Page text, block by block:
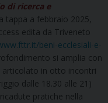
di ricerca e
tappa a febbraio 2025,
edita da Triveneto
beni-ecclesiali-e-
si amplia con
articolato in otto incontri
dalle 18.30 alle 21)
pratiche nella